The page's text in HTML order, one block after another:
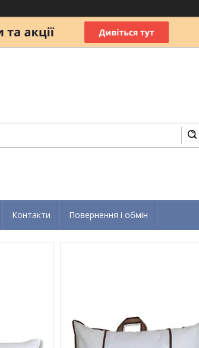
Контакти Повернення і обмін